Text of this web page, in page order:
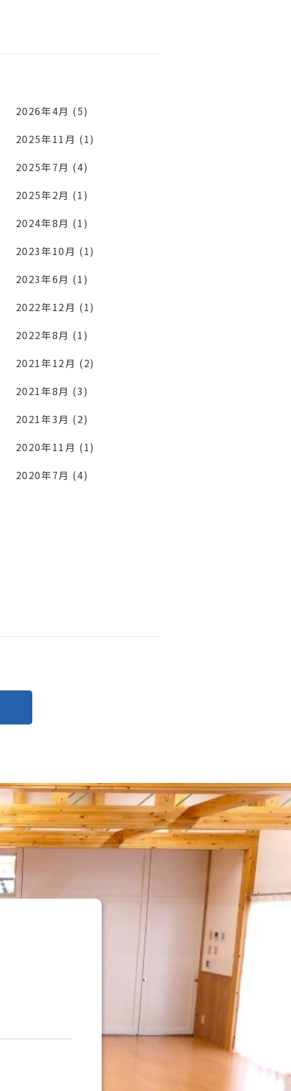
2026年4月 (5)
2025年11月 (1)
2025年7月 (4)
2025年2月 (1)
2024年8月 (1)
2023年10月 (1)
2023年6月 (1)
2022年12月 (1)
2022年8月 (1)
2021年12月 (2)
2021年8月 (3)
2021年3月 (2)
2020年11月 (1)
2020年7月 (4)